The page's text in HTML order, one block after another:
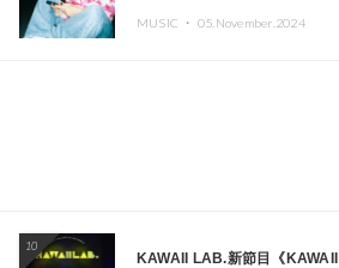
MUSIC ・ 05.November.2024
10
KAWAII LAB.新節目《